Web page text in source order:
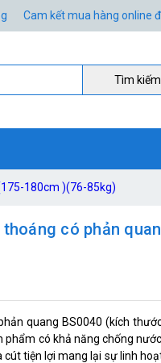
Cam kết mua hàng online
Tìm kiếm
180cm )(76-85kg)
có phản
quang BS0040 (kích
có khả năng chống
tiện lợi mang lại sự linh